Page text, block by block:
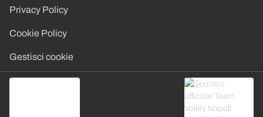
Privacy Policy
Cookie Policy
Gestisci cookie